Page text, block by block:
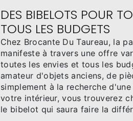
DES BIBELOTS POUR
TOUS LES BUDGETS
Chez Brocante Du Taureau, la
manifeste à travers une offre
toutes les envies et tous les
amateur d'objets anciens, de
simplement à la recherche
votre intérieur, vous trouverez
le bibelot qui saura faire la